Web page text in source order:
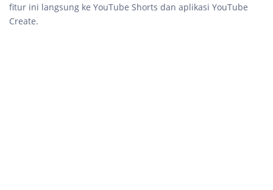
fitur ini langsung ke YouTube Shorts dan aplikasi YouTube
Create.